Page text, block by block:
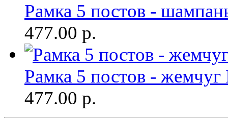
Рамка 5 постов -
477.00 р.
Рамка 5 постов -
477.00 р.